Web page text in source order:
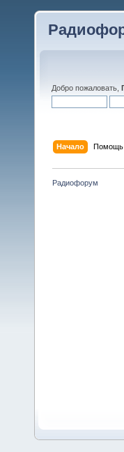
Добро пожаловать,
Начало Помощь
Радиофорум